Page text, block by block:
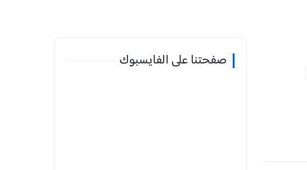
صفحتنا على الفايسبوك